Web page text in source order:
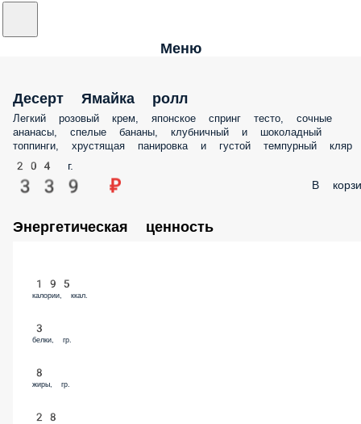
Меню
Десерт Ямайка ролл
Легкий розовый крем, японское спринг тесто, сочные
ананасы, спелые бананы, клубничный и шоколадный
топпинги, хрустящая панировка и густой темпурный кляр
204 г.
339 ₽ В
Энергетическая ценность
195
калории, ккал.
3
белки, гр.
8
жиры, гр.
28